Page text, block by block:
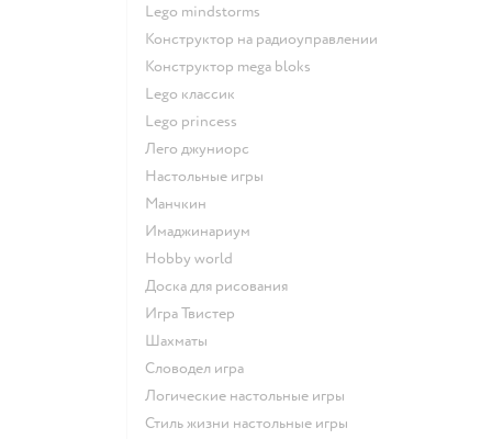
Lego mindstorms
Конструктор на радиоуправлении
Конструктор mega bloks
Lego классик
Lego princess
Лего джуниорс
Настольные игры
Манчкин
Имаджинариум
Hobby world
Доска для рисования
Игра Твистер
Шахматы
Словодел игра
Логические настольные игры
Стиль жизни настольные игры